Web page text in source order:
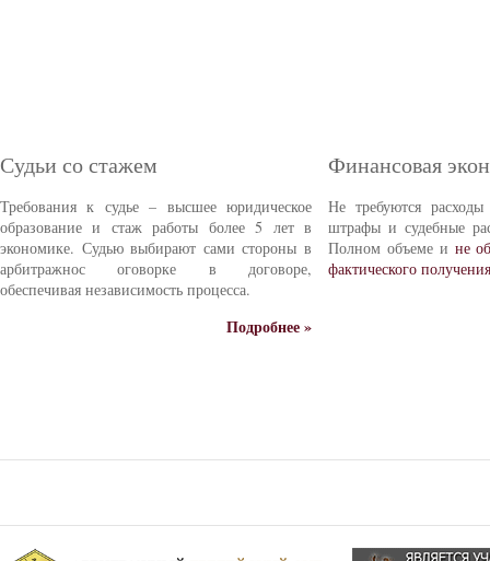
Судьи со стажем
Требования к судье – высшее юридическое
образование и стаж работы более 5 лет в
экономике. Судью выбирают сами стороны в
арбитражнос оговорке в договоре,
обеспечивая независимость процесса.
Подробнее »
Финансовая
Не требуются
штрафы и судебные
Полном объеме и не
фактического получения